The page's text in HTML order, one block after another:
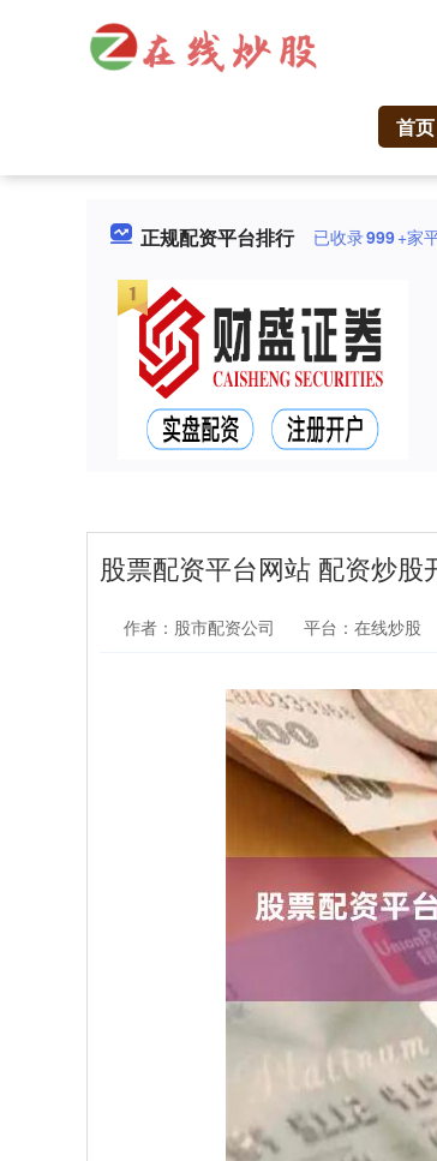
首页
正规配资平台排行 已收录999+家
股票配资平台网站 配资炒
作者：股市配资公司 平台：在线炒股